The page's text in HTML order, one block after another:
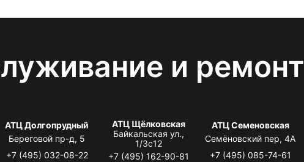
и ремонт
АТЦ Долгопрудный
Береговой пр-д, 5
+7 (495) 032-08-22
АТЦ Щёлковская
Байкальская ул.,
1/3с12
+7 (495) 162-90-81
АТЦ Семеновская
Семёновский пер, 4А
+7 (495) 085-74-61